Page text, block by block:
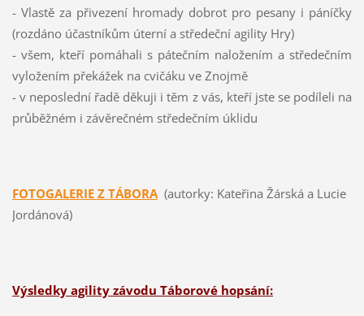
- Vlastě za přivezení hromady dobrot pro pesany i páníčky
(rozdáno účastníkům úterní a středeční agility Hry)
- všem, kteří pomáhali s pátečním naložením a středečním
vyložením překážek na cvičáku ve Znojmě
- v neposlední řadě děkuji i těm z vás, kteří jste se podíleli na
průběžném i závěrečném středečním úklidu
FOTOGALERIE Z TÁBORA (autorky: Kateřina Žárská a Lucie
Jordánová)
Výsledky agility závodu Táborové hopsání: